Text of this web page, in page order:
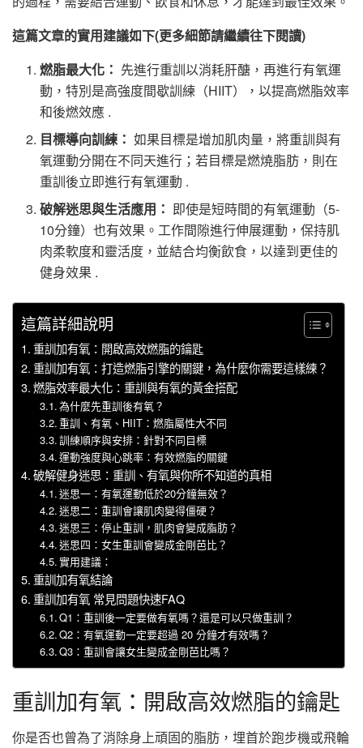
這篇文章的實用建議如下(更多細節請繼續往下閱讀)
燃脂最大化： 先進行重訓以消耗肝醣，再進行有氧運
動，特別是高強度間歇訓練（HIIT），以提高燃脂效率
和後燃效應 .
目標導向訓練： 如果目標是增加肌肉量，將重訓與有
氧運動分開在不同天進行；若目標是燃燒脂肪，則在
重訓後立即進行有氧運動 .
破解迷思與生活應用： 即使是短時間的有氧運動（5-
10分鐘）也有效果。工作間隙進行伸展運動，保持肌
肉柔軟度和靈活度，並結合均衡飲食，以達到更佳的
健身效果 .
這篇詳細說明
重訓加有氧：開啟高效燃脂的鑰匙
重訓加有氧：打造燃脂引擎的關鍵，為什麼你需要這樣練？
燃脂效率最大化：重訓與有氧的黃金搭配
為什麼先重訓後有氧？
重訓、有氧、HIIT：燃脂屬性大不同
訓練順序與安排：針對不同目標
運動強度與心跳率：有效燃脂的關鍵
破解健身迷思：重訓、有氧與你所不知道的真相
迷思一：有氧運動低於20分鐘無效？
迷思二：重訓會讓肌肉變得僵硬？
迷思三：停止重訓，肌肉會變成脂肪？
迷思四：女生重訓會變成金剛芭比？
實用建議：
重訓加有氧結論
重訓加有氧 常見問題快速FAQ
Q1：重訓後一定要做有氧嗎？還是可以只做重訓？
Q2：有氧運動一定要超過 20 分鐘才有效嗎？
Q3：重訓會讓女生變成金剛芭比嗎？
重訓加有氧：開啟高效燃脂的鑰匙
你是否也曾為了消除身上頑固的脂肪，埋首於跑步機或飛輪